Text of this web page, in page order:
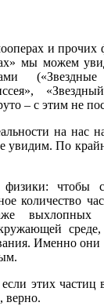
и прочих
мы можем
– с этим не
на нас
увидим. По
физики: чтобы
количество
выхлопных
Именно они
этих частиц
верно.